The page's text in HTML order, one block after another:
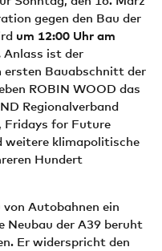
gegen den Bau der
um 12:00 Uhr am
Anlass ist der
ersten Bauabschnitt der
ROBIN WOOD das
Regionalverband
Fridays for Future
weitere klimapolitische
Hundert
Autobahnen ein
Neubau der A39 beruht
Er widerspricht den